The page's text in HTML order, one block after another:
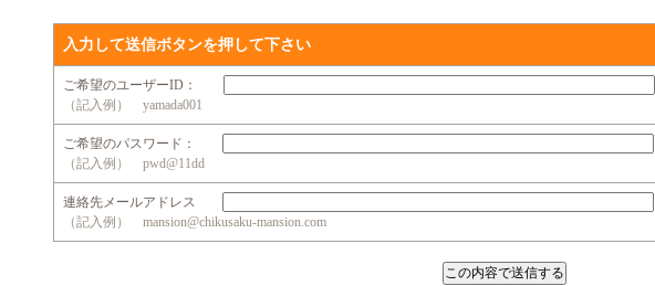
入力して送信ボタンを押して下さい
ご希望のユーザーID：
（記入例） yamada001
ご希望のパスワード：
（記入例） pwd@11dd
連絡先メールアドレス
（記入例） mansion@chikusaku-mansion.com